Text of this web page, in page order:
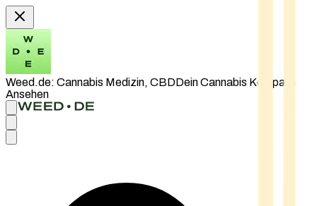
Weed.de: Cannabis Medizin, CBDDein Cannabis Kompass
Ansehen